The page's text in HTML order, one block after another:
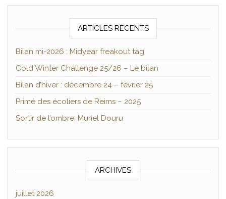
ARTICLES RÉCENTS
Bilan mi-2026 : Midyear freakout tag
Cold Winter Challenge 25/26 – Le bilan
Bilan d’hiver : décembre 24 – février 25
Primé des écoliers de Reims – 2025
Sortir de l’ombre, Muriel Douru
ARCHIVES
juillet 2026